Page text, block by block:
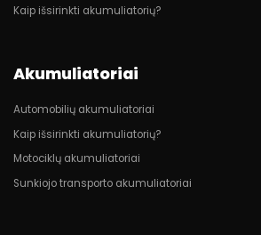
Kaip išsirinkti akumuliatorių?
Akumuliatoriai
Automobilių akumuliatoriai
Kaip išsirinkti akumuliatorių?
Motociklų akumuliatoriai
Sunkiojo transporto akumuliatoriai